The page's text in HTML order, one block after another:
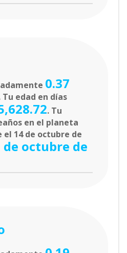
0.37
edad en días
. Tu
en el planeta
el 14 de octubre de
de octubre de